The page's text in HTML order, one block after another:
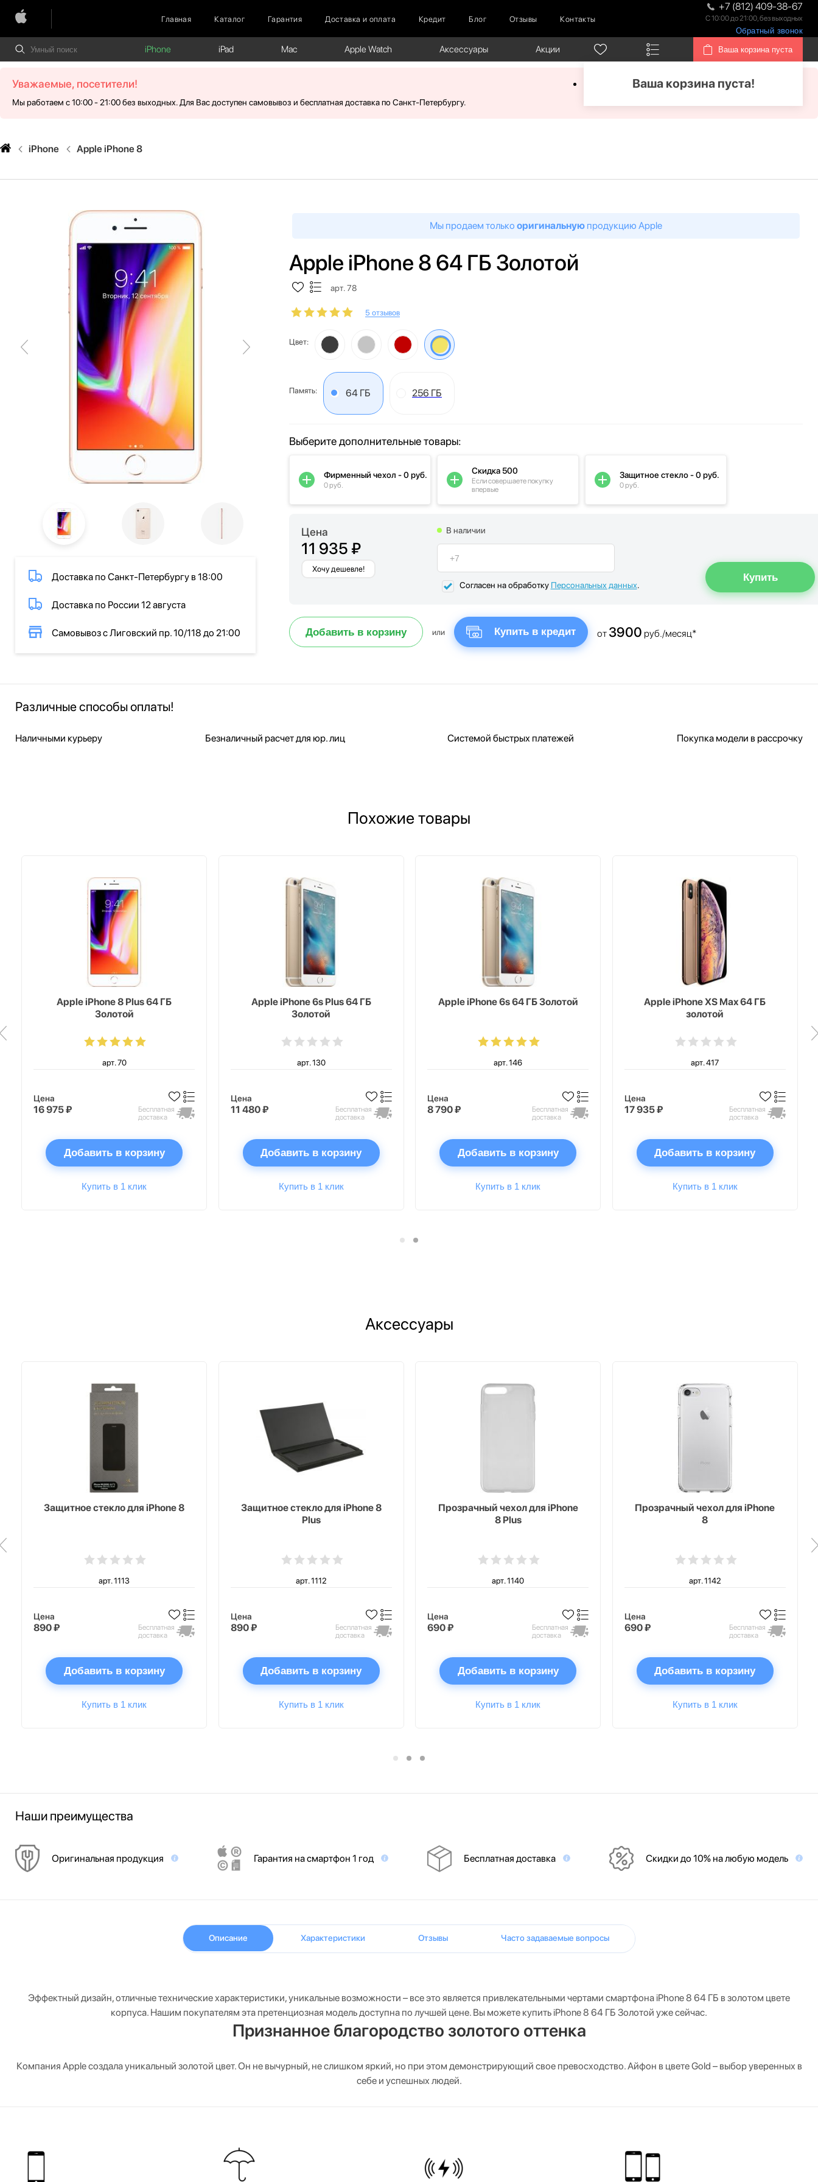
Главная Каталог Гарантия Доставка и оплата Кредит Блог Отзывы Контакты
+7 (812) 409-38-67
С 10:00 до 21:00, без выходных
Обратный звонок
iPhone iPad Mac Apple Watch Аксессуары Акции Ваша корзина пуста
Ваша корзина пуста!
Уважаемые, посетители!
Мы работаем с 10:00 - 21:00 без выходных. Для Вас доступен самовывоз и бесплатная доставка по Санкт-Петербургу.
iPhone Apple iPhone 8
Доставка по Санкт-Петербургу в 18:00
Доставка по России 12 августа
Самовывоз с Лиговский пр. 10/118 до 21:00
Мы продаем только оригинальную продукцию Apple
Apple iPhone 8 64 ГБ Золотой
арт. 78
5 отзывов
Цвет:
Память: 64 ГБ 256 ГБ
Цена
11 935 ₽
Хочу дешевле!
В наличии
Согласен на обработку Персональных данных.
Добавить в корзину или Купить в кредит от 3900 руб./месяц*
Выберите дополнительные товары:
Фирменный чехол - 0 руб.
0 руб.
Скидка 500
Если совершаете покупку
впервые
Защитное стекло - 0 руб.
0 руб.
Различные способы оплаты!
Наличными курьеру Безналичный расчет для юр. лиц Системой быстрых платежей Покупка модели в рассрочку
Похожие товары
Apple iPhone 8 Plus 64 ГБ
Золотой
арт. 70
Цена
16 975 ₽
Бесплатная
доставка
Добавить в корзину
Купить в 1 клик
Apple iPhone 6s Plus 64 ГБ
Золотой
арт. 130
Цена
11 480 ₽
Бесплатная
доставка
Добавить в корзину
Купить в 1 клик
Apple iPhone 6s 64 ГБ Золотой
арт. 146
Цена
8 790 ₽
Бесплатная
доставка
Добавить в корзину
Купить в 1 клик
Apple iPhone XS Max 64 ГБ
золотой
арт. 417
Цена
17 935 ₽
Бесплатная
доставка
Добавить в корзину
Купить в 1 клик
Аксессуары
Защитное стекло для iPhone 8
арт. 1113
Цена
890 ₽
Бесплатная
доставка
Добавить в корзину
Купить в 1 клик
Защитное стекло для iPhone 8
Plus
арт. 1112
Цена
890 ₽
Бесплатная
доставка
Добавить в корзину
Купить в 1 клик
Прозрачный чехол для iPhone
8 Plus
арт. 1140
Цена
690 ₽
Бесплатная
доставка
Добавить в корзину
Купить в 1 клик
Прозрачный чехол для iPhone
8
арт. 1142
Цена
690 ₽
Бесплатная
доставка
Добавить в корзину
Купить в 1 клик
Наши преимущества
Оригинальная продукция Гарантия на смартфон 1 год Бесплатная доставка Скидки до 10% на любую модель
Описание Характеристики Отзывы Часто задаваемые вопросы
Эффектный дизайн, отличные технические характеристики, уникальные возможности – все это является привлекательными чертами смартфона iPhone 8 64 ГБ в золотом цвете
корпуса. Нашим покупателям эта претенциозная модель доступна по лучшей цене. Вы можете купить iPhone 8 64 ГБ Золотой уже сейчас.
Признанное благородство золотого оттенка
Компания Apple создала уникальный золотой цвет. Он не вычурный, не слишком яркий, но при этом демонстрирующий свое превосходство. Айфон в цвете Gold – выбор уверенных в
себе и успешных людей.